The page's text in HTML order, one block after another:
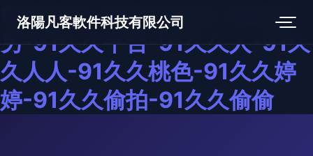
91久久久-91久久久久-91久久
另-91久久平台-91久久人-91久
久人人-91久久桃色-91久久婷
婷-91久久偷拍-91久久偷偷
洛陽凡客軟件科技有限公司